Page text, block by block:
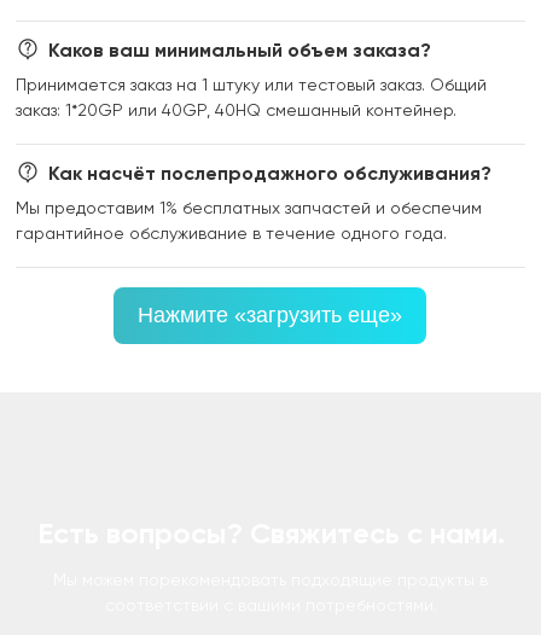
Каков ваш минимальный объем заказа?
Принимается заказ на 1 штуку или тестовый заказ. Общий
заказ: 1*20GP или 40GP, 40HQ смешанный контейнер.
Как насчёт послепродажного обслуживания?
Мы предоставим 1% бесплатных запчастей и обеспечим
гарантийное обслуживание в течение одного года.
Нажмите «загрузить еще»